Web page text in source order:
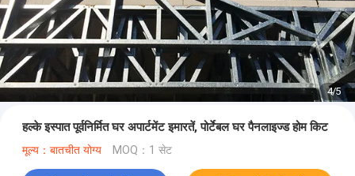
4/5
हल्के इस्पात पूर्वनिर्मित घर अपार्टमेंट इमारतें, पोर्टेबल घर पैनलाइज्ड होम किट
मूल्य：बातचीत योग्य MOQ：1 सेट